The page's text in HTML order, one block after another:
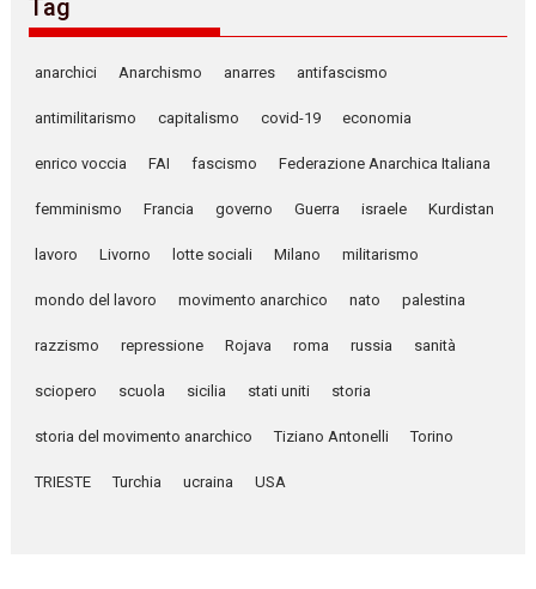
Tag
anarchici Anarchismo anarres antifascismo
antimilitarismo capitalismo covid-19 economia
enrico voccia FAI fascismo Federazione Anarchica Italiana
femminismo Francia governo Guerra israele Kurdistan
lavoro Livorno lotte sociali Milano militarismo
mondo del lavoro movimento anarchico nato palestina
razzismo repressione Rojava roma russia sanità
sciopero scuola sicilia stati uniti storia
storia del movimento anarchico Tiziano Antonelli Torino
TRIESTE Turchia ucraina USA